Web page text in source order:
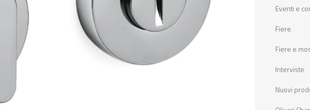
Eventi e
Fiere
Fiere e
Interviste
Nuovi